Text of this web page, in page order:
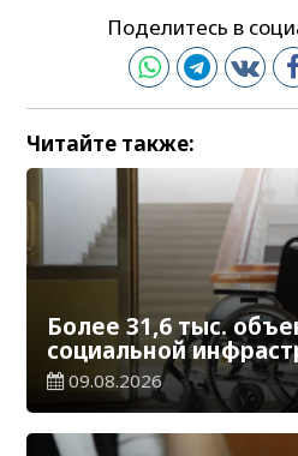
Поделитесь в
Читайте также:
Более 31,6 тыс.
социальной
адаптированы для
инвалидностью
09.08.2026